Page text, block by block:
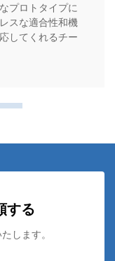
プロトタイプに
スな適合性和機
してくれるチー
する
します。